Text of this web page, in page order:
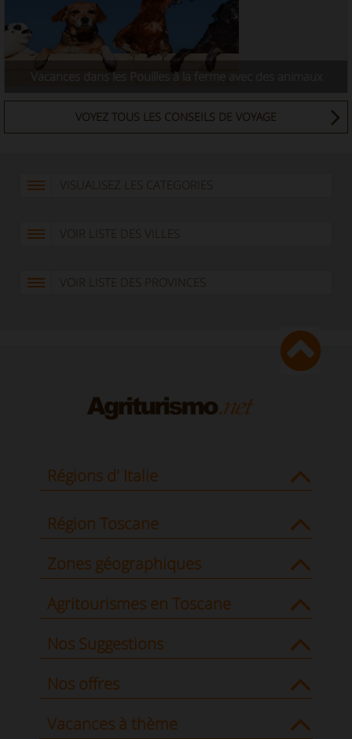
Vacances dans les Pouilles à la ferme avec des animaux
VOYEZ TOUS LES CONSEILS DE VOYAGE
VISUALISEZ LES CATEGORIES
VOIR LISTE DES VILLES
VOIR LISTE DES PROVINCES
Régions d' Italie
Région Toscane
Zones géographiques
Agritourismes en Toscane
Nos Suggestions
Nos offres
Vacances à thème